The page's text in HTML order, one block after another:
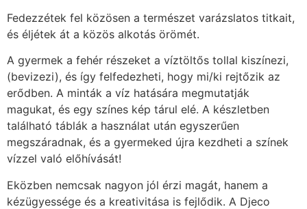
Fedezzétek fel közösen a természet varázslatos titkait,
és éljétek át a közös alkotás örömét.
A gyermek a fehér részeket a víztöltős tollal kiszínezi,
(bevizezi), és így felfedezheti, hogy mi/ki rejtőzik az
erődben. A minták a víz hatására megmutatják
magukat, és egy színes kép tárul elé. A készletben
található táblák a használat után egyszerűen
megszáradnak, és a gyermeked újra kezdheti a színek
vízzel való előhívását!
Eközben nemcsak nagyon jól érzi magát, hanem a
kézügyessége és a kreativitása is fejlődik. A Djeco